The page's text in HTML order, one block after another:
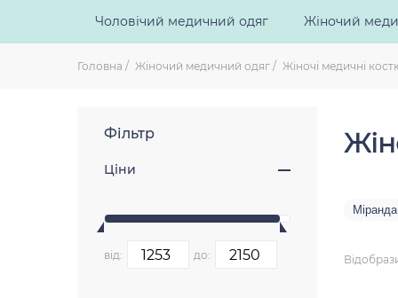
Чоловічий медичний одяг Жіночий
Головна Жіночий медичний одяг Жіночі медичні
Фільтр
Ціни
від: до:
Міранда